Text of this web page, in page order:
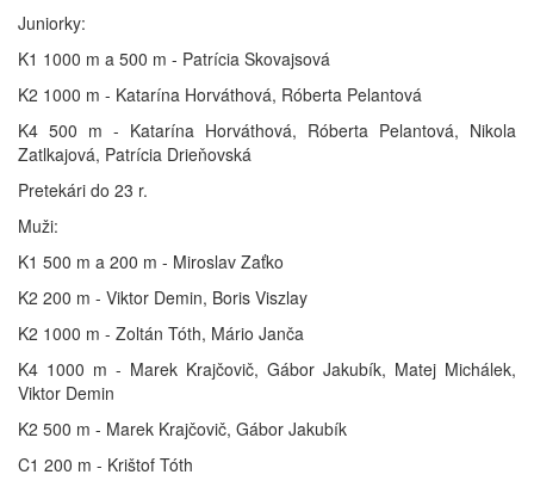
Juniorky:
K1 1000 m a 500 m - Patrícia Skovajsová
K2 1000 m - Katarína Horváthová, Róberta Pelantová
K4 500 m - Katarína Horváthová, Róberta Pelantová, Nikola
Zatlkajová, Patrícia Drieňovská
Pretekári do 23 r.
Muži:
K1 500 m a 200 m - Miroslav Zaťko
K2 200 m - Viktor Demin, Boris Viszlay
K2 1000 m - Zoltán Tóth, Mário Janča
K4 1000 m - Marek Krajčovič, Gábor Jakubík, Matej Michálek,
Viktor Demin
K2 500 m - Marek Krajčovič, Gábor Jakubík
C1 200 m - Krištof Tóth